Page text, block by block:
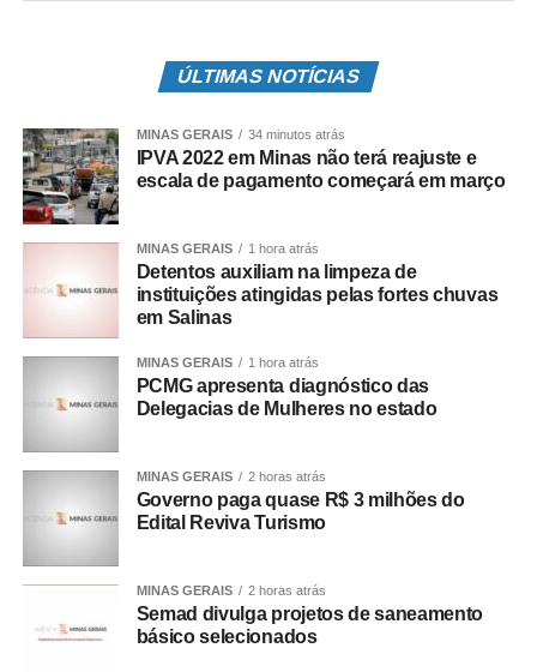
única, com desconto de 3%, ou a primeira parcela,
Permanece em vigor o desconto extra de 3% do
programa “Bom Pagador”, para quem pagou em dia os
débitos tributários relacionados ao veículo nos anos de
2021 e 2020.
Leia Também: Previsão do tempo para Minas Gerais
neste sábado, 7 de agosto
Como a base da tabela de 2021 são os valores apurados
em 2020, os veículos novos adquiridos em 2021 terão o
imposto cobrado sobre o valor de nota fiscal da
No momento, a equipe técnica daSecretaria de Estado
de Fazenda (SEF)está iniciando as providências para o
lançamento do imposto. Posteriormente, todos os
detalhes acerca do IPVA 2022 serão divulgados e
disponibilizadosno site da SEF/MG
Fonte:Agência Minas
ÚLTIMAS NOTÍCIAS
MINAS GERAIS 34 minutos atrás
IPVA 2022 em Minas não terá reajuste e
escala de pagamento começará em março
MINAS GERAIS 1 hora atrás
Detentos auxiliam na limpeza de
instituições atingidas pelas fortes chuvas
em Salinas
MINAS GERAIS 1 hora atrás
PCMG apresenta diagnóstico das
Delegacias de Mulheres no estado
MINAS GERAIS 2 horas atrás
Governo paga quase R$ 3 milhões do
Edital Reviva Turismo
MINAS GERAIS 2 horas atrás
Semad divulga projetos de saneamento
básico selecionados